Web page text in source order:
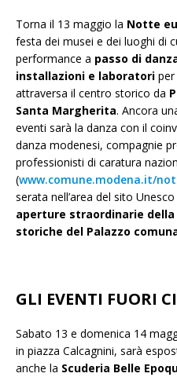
Torna il 13 maggio la Notte
festa dei musei e dei luoghi di
performance a passo di
installazioni e laboratori
attraversa il centro storico da
Santa Margherita. Ancora
eventi sarà la danza con il
danza modenesi, compagnie
professionisti di caratura
(www.comune.modena.it/
serata nell’area del sito
aperture straordinarie della
storiche del Palazzo
GLI EVENTI FUORI
Sabato 13 e domenica 14
in piazza Calcagnini, sarà
anche la Scuderia Belle